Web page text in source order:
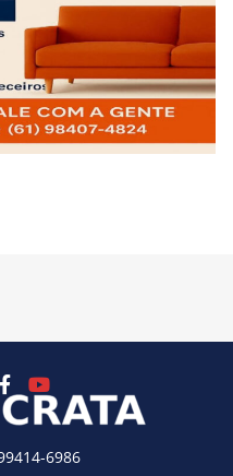
6986